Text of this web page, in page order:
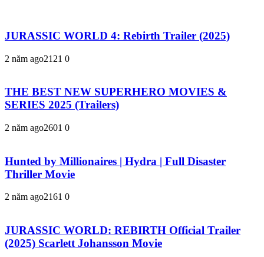
JURASSIC WORLD 4: Rebirth Trailer (2025)
2 năm ago2121 0
THE BEST NEW SUPERHERO MOVIES &
SERIES 2025 (Trailers)
2 năm ago2601 0
Hunted by Millionaires | Hydra | Full Disaster
Thriller Movie
2 năm ago2161 0
JURASSIC WORLD: REBIRTH Official Trailer
(2025) Scarlett Johansson Movie